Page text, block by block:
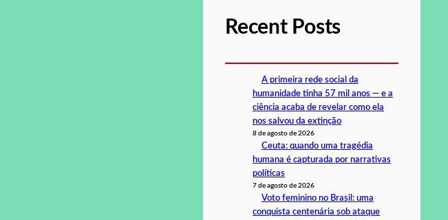
Recent Posts
A primeira rede social da
humanidade tinha 57 mil anos — e a
ciência acaba de revelar como ela
nos salvou da extinção
8 de agosto de 2026
Ceuta: quando uma tragédia
humana é capturada por narrativas
políticas
7 de agosto de 2026
Voto feminino no Brasil: uma
conquista centenária sob ataque